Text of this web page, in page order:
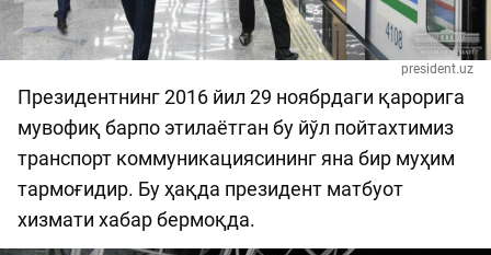
president.uz
Президентнинг 2016 йил 29 ноябрдаги қарорига
мувофиқ барпо этилаётган бу йўл пойтахтимиз
транспорт коммуникациясининг яна бир муҳим
тармоғидир. Бу ҳақда президент матбуот
хизмати хабар бермоқда.